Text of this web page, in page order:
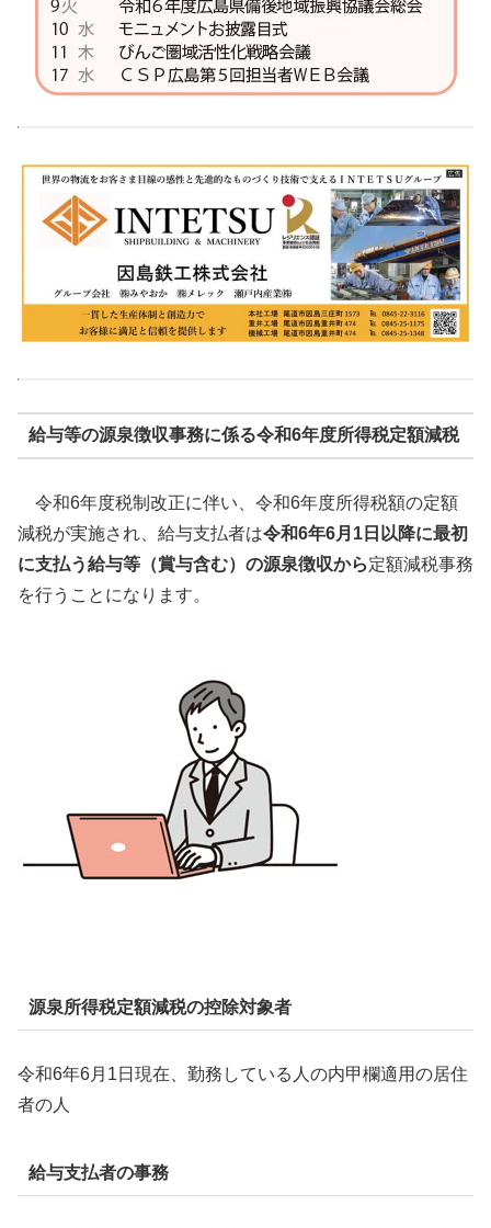
給与等の源泉徴収事務に係る令和6年度所得税定額減税
令和6年度税制改正に伴い、令和6年度所得税額の定額
減税が実施され、給与支払者は令和6年6月1日以降に最初
に支払う給与等（賞与含む）の源泉徴収から定額減税事務
を行うことになります。
源泉所得税定額減税の控除対象者
令和6年6月1日現在、勤務している人の内甲欄適用の居住
者の人
給与支払者の事務